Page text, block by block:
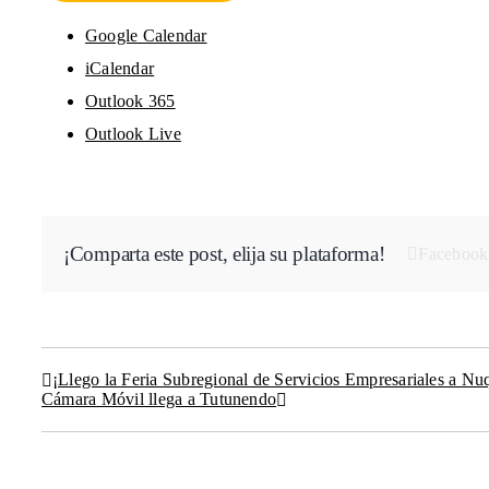
Google Calendar
iCalendar
Outlook 365
Outlook Live
¡Comparta este post, elija su plataforma!
¡Llego la Feria Subregional de Servicios Empresariales a
Cámara Móvil llega a Tutunendo